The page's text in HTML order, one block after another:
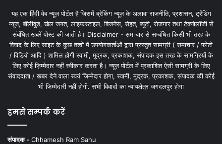
यह एक हिंदी वेब न्यूज़ पोर्टल है जिसमें ब्रेकिंग न्यूज़ के अलावा राजनीति, प्रशासन, ट्रेंडिंग
न्यूज, बॉलीवुड, खेल जगत, लाइफस्टाइल, बिजनेस, सेहत, ब्यूटी, रोजगार तथा टेक्नोलॉजी से
संबंधित खबरें पोस्ट की जाती है। Disclaimer - समाचार से सम्बंधित किसी भी तरह के
विवाद के लिए साइट के कुछ तत्वों में उपयोगकर्ताओं द्वारा प्रस्तुत सामग्री ( समाचार / फोटो
/ विडियो आदि ) शामिल होगी स्वामी, मुद्रक, प्रकाशक, संपादक इस तरह के सामग्रियों के
लिए कोई ज़िम्मेदार नहीं स्वीकार करता है। न्यूज़ पोर्टल में प्रकाशित ऐसी सामग्री के लिए
संवाददाता / खबर देने वाला स्वयं जिम्मेदार होगा, स्वामी, मुद्रक, प्रकाशक, संपादक की कोई
भी जिम्मेदारी नहीं होगी. सभी विवादों का न्यायक्षेत्र जगदलपुर होगा
हमसे सम्पर्क करें
संपादक - Chhamesh Ram Sahu